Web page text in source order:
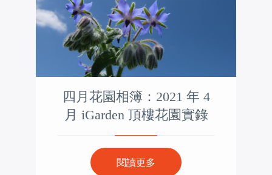
四月花園相簿：2021 年 4
月 iGarden 頂樓花園實錄
閱讀更多